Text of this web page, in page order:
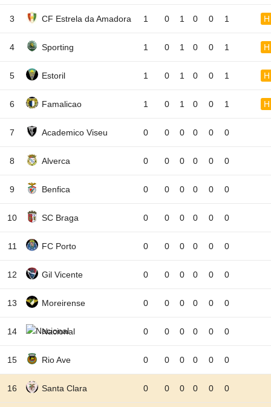
3 CF Estrela da Amadora 1 0 1 0 0 1 H
4 Sporting 1 0 1 0 0 1 H
5 Estoril 1 0 1 0 0 1 H
6 Famalicao 1 0 1 0 0 1 H
7 Academico Viseu 0 0 0 0 0 0
8 Alverca 0 0 0 0 0 0
9 Benfica 0 0 0 0 0 0
10 SC Braga 0 0 0 0 0 0
11 FC Porto 0 0 0 0 0 0
12 Gil Vicente 0 0 0 0 0 0
13 Moreirense 0 0 0 0 0 0
14 Nacional 0 0 0 0 0 0
15 Rio Ave 0 0 0 0 0 0
16 Santa Clara 0 0 0 0 0 0